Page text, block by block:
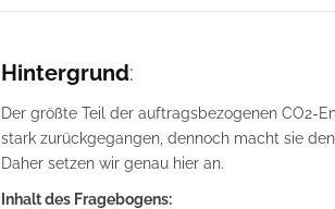
Hintergrund:
Der größte Teil der auftragsbezogenen CO2-
stark zurückgegangen, dennoch macht sie
Daher setzen wir genau hier an.
Inhalt des Fragebogens: